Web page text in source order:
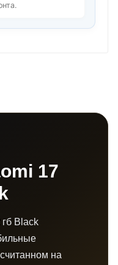
17
Black
на